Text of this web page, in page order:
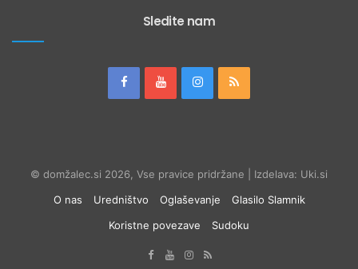
Sledite nam
© domžalec.si 2026, Vse pravice pridržane | Izdelava: Uki.si
O nas
Uredništvo Oglaševanje
Glasilo Slamnik
Koristne povezave
Sudoku